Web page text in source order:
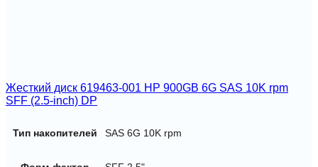
Жесткий диск 619463-001 HP 900GB 6G SAS 10K rpm
SFF (2.5-inch) DP
Тип накопителей SAS 6G 10K rpm